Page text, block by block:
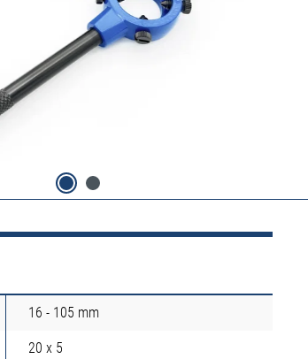
16 - 105 mm
20 x 5